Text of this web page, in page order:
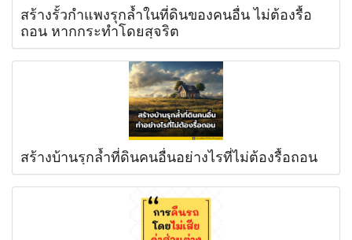
สร้างรั้วกำแพงรุกล้ำในที่ดินของคนอื่น ไม่ต้องรื้อ
ถอน หากกระทำโดยสุจริต
สร้างบ้านรุกล้ำที่ดินคนอื่นอย่างไรที่ไม่ต้องรื้อถอน